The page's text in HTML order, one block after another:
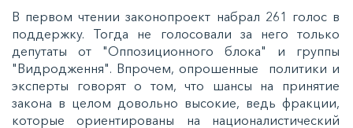
В первом чтении законопроект набрал 261 голос в
поддержку. Тогда не голосовали за него только
депутаты от "Оппозиционного блока" и группы
"Видродження". Впрочем, опрошенные политики и
эксперты говорят о том, что шансы на принятие
закона в целом довольно высокие, ведь фракции,
которые ориентированы на националистический